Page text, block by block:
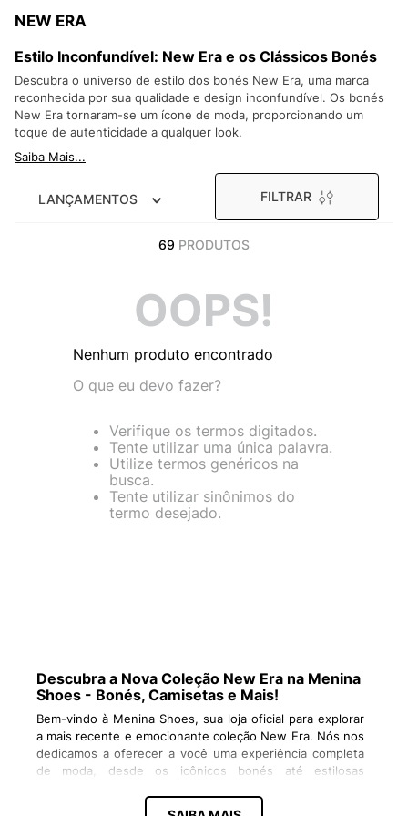
NEW ERA
Estilo Inconfundível: New Era e os Clássicos Bonés
Descubra o universo de estilo dos bonés New Era, uma marca
reconhecida por sua qualidade e design inconfundível. Os bonés
New Era tornaram-se um ícone de moda, proporcionando um
toque de autenticidade a qualquer look.
Saiba Mais...
LANÇAMENTOS FILTRAR
69 PRODUTOS
OOPS!
Nenhum produto encontrado
O que eu devo fazer?
Verifique os termos digitados.
Tente utilizar uma única palavra.
Utilize termos genéricos na
busca.
Tente utilizar sinônimos do
termo desejado.
Descubra a Nova Coleção New Era na Menina
Shoes - Bonés, Camisetas e Mais!
Bem-vindo à Menina Shoes, sua loja oficial para explorar
a mais recente e emocionante coleção New Era. Nós nos
dedicamos a oferecer a você uma experiência completa
de moda, desde os icônicos bonés até estilosas
tendências e descobrir o que a New Era tem reservado